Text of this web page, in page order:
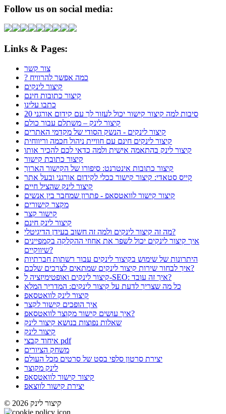
Follow us on social media:
Links & Pages:
צור קשר
? כמה אפשר להרוויח
קיצור לינקים
קיצור כתובות חינם
כתבו עלינו
20 סיבות למה קיצור קישור יכול לעזור לך עם קידום אורגני
קיצור לינק – משתלם עבור כולם
קיצור לינקים - הנשק הסודי של מקדמי האתרים
קיצור לינקים חינם עם חוויית ניהול חכמה וריווחית
קיצור לינק בהתאמה אישית ולמה כדאי לכם להכיר אותו
קיצור כתובת קישור
קיצור כתובות אינטרנט: סיפורו של הקישור הארוך
קייס סטאדי: קיצור קישור ככלי לקידום אורגני ובעל אתר
קיצור לינק שהציל חיים
קיצור קישור לוואטסאפ - פתרון שמחבר בין אנשים
מקצר קישורים
קישור קצר
קיצור לינק חינם
מה זה קיצור לינקים ולמה זה חשוב בעידן הדיגיטלי?
איך קיצור לינקים יכול לשפר את אחוזי ההקלקה בקמפיינים
שיווקיים?
היתרונות של שימוש בקיצור לינקים עבור רשתות חברתיות
איך לבחור שירות קיצור לינקים שמתאים לצרכים שלכם?
קיצור לינקים ואופטימיזציה ל-SEO: איך זה עובד?
כל מה שצריך לדעת על קיצור לינקים: המדריך המלא
קיצור לינק לוואטסאפ
איך הופכים קישור לקצר
איך עושים קישור מקוצר לוואטסאפ?
שאלות נפוצות בנושא קיצור לינק
קיצור לינק
איחוד קבצי pdf
משחק הציורים
יצירת סרטון סלפי בסט של סרטים מכל העולם
לינק מקוצר
קיצור קישור לוואטסאפ
יצירת קישור לווצאפ
© 2026 קיצור לינק